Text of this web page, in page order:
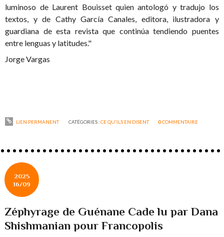
luminoso de Laurent Bouisset quien antologó y tradujo los
textos, y de Cathy García Canales, editora, ilustradora y
guardiana de esta revista que continúa tendiendo puentes
entre lenguas y latitudes."
Jorge Vargas
LIEN PERMANENT CATÉGORIES :CE QU'ILS EN DISENT 0COMMENTAIRE
2025
16/09
Zéphyrage de Guénane Cade lu par Dana
Shishmanian pour Francopolis